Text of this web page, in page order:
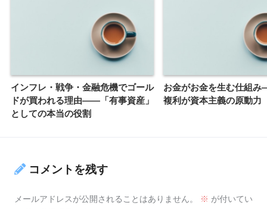
インフレ・戦争・金融危機でゴール
ドが買われる理由――「有事資産」
としての本当の役割
お金がお金を生む仕組
複利が資本主義の原動力
コメントを残す
メールアドレスが公開されることはありません。 ※ が付いてい